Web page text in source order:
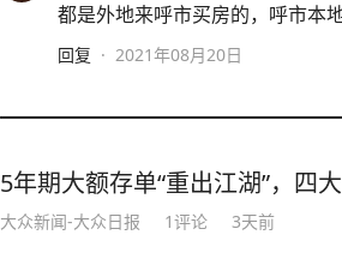
都是外地来呼市买房的，呼市本
回复 · 2021年08月20日
5年期大额存单“重出江湖”，四
大众新闻-大众日报 1评论 3天前